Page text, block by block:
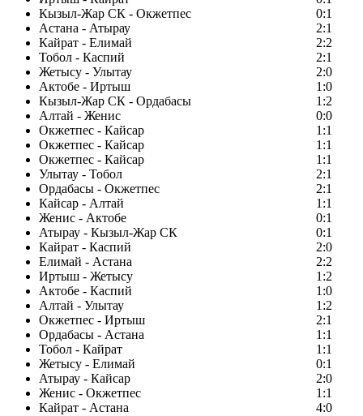
Кызыл-Жар СК - Окжетпес
0:1
Астана - Атырау
2:1
Кайрат - Елимай
2:2
Тобол - Каспий
2:1
Жетысу - Улытау
2:0
Актобе - Иртыш
1:0
Кызыл-Жар СК - Ордабасы
1:2
Алтай - Женис
0:0
Окжетпес - Кайсар
1:1
Окжетпес - Кайсар
1:1
Окжетпес - Кайсар
1:1
Улытау - Тобол
2:1
Ордабасы - Окжетпес
2:1
Кайсар - Алтай
1:1
Женис - Актобе
0:1
Атырау - Кызыл-Жар СК
0:1
Кайрат - Каспий
2:0
Елимай - Астана
2:2
Иртыш - Жетысу
1:2
Актобе - Каспий
1:0
Алтай - Улытау
1:2
Окжетпес - Иртыш
2:1
Ордабасы - Астана
1:1
Тобол - Кайрат
1:1
Жетысу - Елимай
0:1
Атырау - Кайсар
2:0
Женис - Окжетпес
1:1
Кайрат - Астана
4:0